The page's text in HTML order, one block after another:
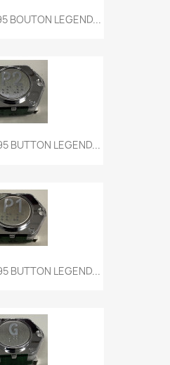
BOUTON LEGEND...
BUTTON LEGEND...
BUTTON LEGEND...